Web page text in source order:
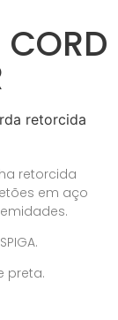
retorcida
retorcida
em aço
preta.